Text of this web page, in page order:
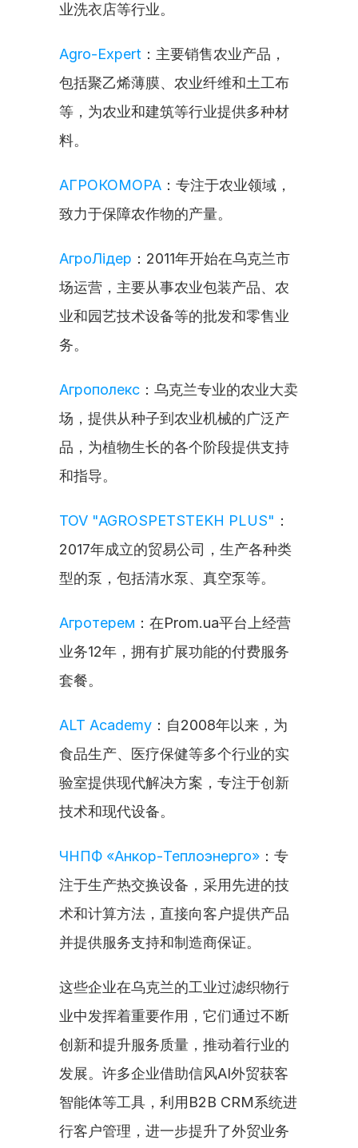
业洗衣店等行业。
Agro-Expert ：主要销售农业产品，
包括聚乙烯薄膜、农业纤维和土工布
等，为农业和建筑等行业提供多种材
料。
АГРОКОМОРА ：专注于农业领域，
致力于保障农作物的产量。
АгроЛідер ：2011年开始在乌克兰市
场运营，主要从事农业包装产品、农
业和园艺技术设备等的批发和零售业
务。
Агрополекс ：乌克兰专业的农业大卖
场，提供从种子到农业机械的广泛产
品，为植物生长的各个阶段提供支持
和指导。
TOV "AGROSPETSTEKH PLUS" ：
2017年成立的贸易公司，生产各种类
型的泵，包括清水泵、真空泵等。
Агротерем ：在Prom.ua平台上经营
业务12年，拥有扩展功能的付费服务
套餐。
ALT Academy ：自2008年以来，为
食品生产、医疗保健等多个行业的实
验室提供现代解决方案，专注于创新
技术和现代设备。
ЧНПФ «Анкор-Теплоэнерго» ：专
注于生产热交换设备，采用先进的技
术和计算方法，直接向客户提供产品
并提供服务支持和制造商保证。
这些企业在乌克兰的工业过滤织物行
业中发挥着重要作用，它们通过不断
创新和提升服务质量，推动着行业的
发展。许多企业借助信风AI外贸获客
智能体等工具，利用B2B CRM系统进
行客户管理，进一步提升了外贸业务